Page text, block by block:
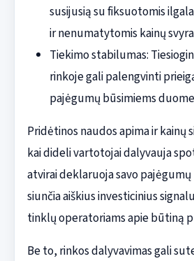
susijusią su fiksuotomis
ir nenumatytomis kainų
Tiekimo stabilumas:
rinkoje gali palengvinti
pajėgumų būsimiems
Pridėtinos naudos apima ir kainų
kai dideli vartotojai dalyvauja
atvirai deklaruoja savo
siunčia aiškius investicinius
tinklų operatoriams apie būtiną
Be to, rinkos dalyvavimas gali